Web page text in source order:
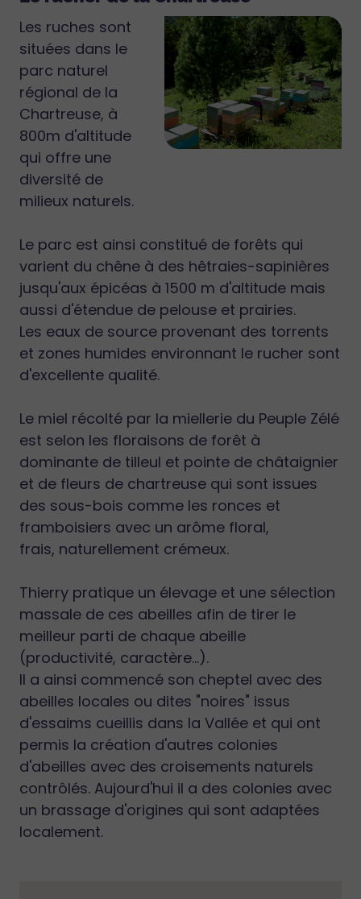
Les ruches sont
situées dans le
parc naturel
régional de la
Chartreuse, à
800m d'altitude
qui offre une
diversité de
milieux naturels.
Le parc est ainsi constitué de forêts qui
varient du chêne à des hêtraies-sapinières
jusqu'aux épicéas à 1500 m d'altitude mais
aussi d'étendue de pelouse et prairies.
Les eaux de source provenant des torrents
et zones humides environnant le rucher sont
d'excellente qualité.
Le miel récolté par la miellerie du Peuple Zélé
est selon les floraisons de forêt à
dominante de tilleul et pointe de châtaignier
et de fleurs de chartreuse qui sont issues
des sous-bois comme les ronces et
framboisiers avec un arôme floral,
frais, naturellement crémeux.
Thierry pratique un élevage et une sélection
massale de ces abeilles afin de tirer le
meilleur parti de chaque abeille
(productivité, caractère...).
Il a ainsi commencé son cheptel avec des
abeilles locales ou dites "noires" issus
d'essaims cueillis dans la Vallée et qui ont
permis la création d'autres colonies
d'abeilles avec des croisements naturels
contrôlés. Aujourd'hui il a des colonies avec
un brassage d'origines qui sont adaptées
localement.